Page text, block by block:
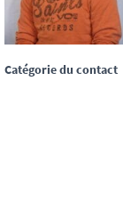
Catégorie du contact